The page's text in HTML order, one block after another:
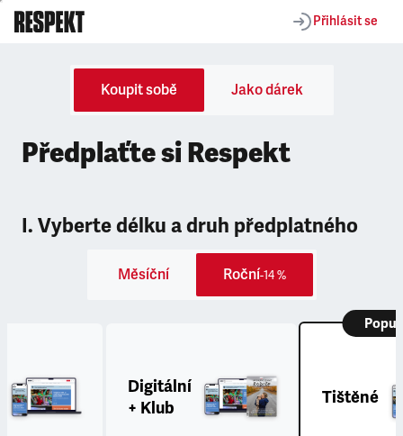
Přihlásit se
Koupit sobě Jako dárek
Předplaťte si Respekt
I. Vyberte délku a druh předplatného
Měsíční Roční-14 %
Digitální
+ Klub
Tištěné